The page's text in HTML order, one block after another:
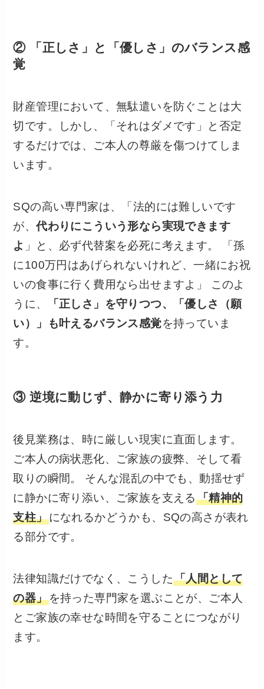
② 「正しさ」と「優しさ」のバランス感
覚
財産管理において、無駄遣いを防ぐことは大
切です。しかし、「それはダメです」と否定
するだけでは、ご本人の尊厳を傷つけてしま
います。
SQの高い専門家は、「法的には難しいです
が、代わりにこういう形なら実現できます
よ 」と、必ず代替案を必死に考えます。 「孫
に100万円はあげられないけれど、一緒にお祝
いの食事に行く費用なら出せますよ」 このよ
うに、
「正しさ」を守りつつ、「優しさ（願
い）」も叶えるバランス感覚を持っていま
す。
③ 逆境に動じず、静かに寄り添う力
後見業務は、時に厳しい現実に直面します。
ご本人の病状悪化、ご家族の疲弊、そして看
取りの瞬間。 そんな混乱の中でも、動揺せず
に静かに寄り添い、ご家族を支える 「精神的
支柱」になれるかどうかも、SQの高さが表れ
る部分です。
法律知識だけでなく、こうした「人間として
の器」を持った専門家を選ぶことが、ご本人
とご家族の幸せな時間を守ることにつながり
ます。